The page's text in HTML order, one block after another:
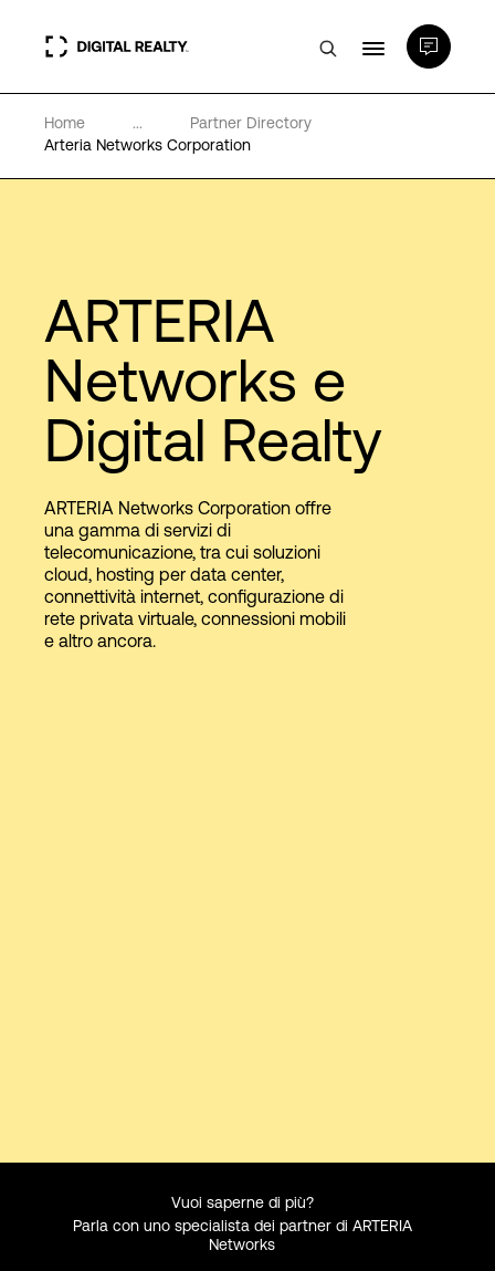
Data center
Chi Siamo
Accesso
Home ...
Partner Directory
Arteria Networks Corporation
ARTERIA
Networks e
Digital Realty
ARTERIA Networks Corporation offre
una gamma di servizi di
telecomunicazione, tra cui soluzioni
cloud, hosting per data center,
connettività internet, configurazione di
rete privata virtuale, connessioni mobili
e altro ancora.
Vuoi saperne di più?
Parla con uno specialista dei partner di ARTERIA
Networks